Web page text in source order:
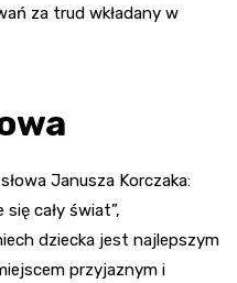
za trud wkładany w
Janusza Korczaka:
cały świat”,
dziecka jest najlepszym
przyjaznym i